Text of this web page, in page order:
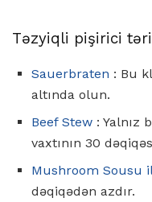
Təzyiqli pişirici
Sauerbraten : Bu
altında olun.
Beef Stew : Yalnız
vaxtının 30
Mushroom Sousu
dəqiqədən azdır.